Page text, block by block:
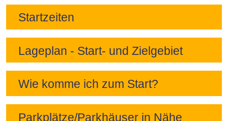
Startzeiten
Lageplan - Start- und Zielgebiet
Wie komme ich zum Start?
Parkplätze/Parkhäuser in Nähe